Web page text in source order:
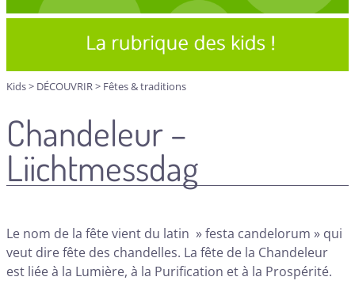
Kids> DÉCOUVRIR> Fêtes & traditions
Chandeleur –
Liichtmessdag
Le nom de la fête vient du latin » festa candelorum » qui
veut dire fête des chandelles. La fête de la Chandeleur
est liée à la Lumière, à la Purification et à la Prospérité.